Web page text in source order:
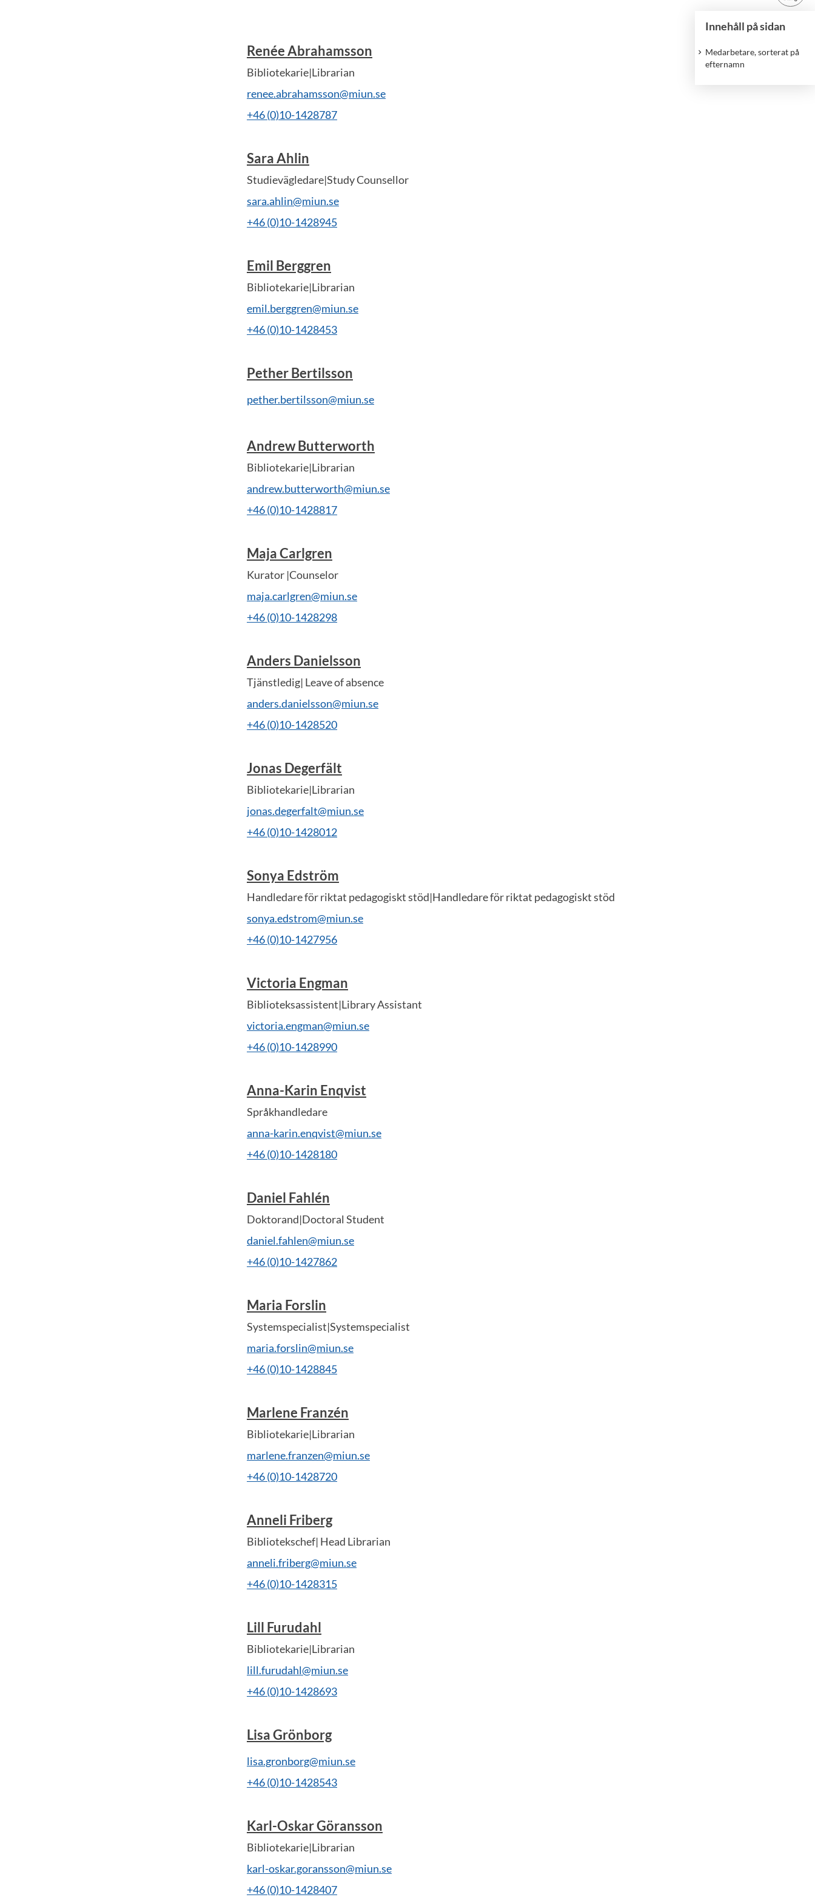
Innehåll på sidan
Medarbetare, sorterat på
efternamn
Renée Abrahamsson
Bibliotekarie|Librarian
renee.abrahamsson@miun.se
+46 (0)10-1428787
Sara Ahlin
Studievägledare|Study Counsellor
sara.ahlin@miun.se
+46 (0)10-1428945
Emil Berggren
Bibliotekarie|Librarian
emil.berggren@miun.se
+46 (0)10-1428453
Pether Bertilsson
pether.bertilsson@miun.se
Andrew Butterworth
Bibliotekarie|Librarian
andrew.butterworth@miun.se
+46 (0)10-1428817
Maja Carlgren
Kurator |Counselor
maja.carlgren@miun.se
+46 (0)10-1428298
Anders Danielsson
Tjänstledig| Leave of absence
anders.danielsson@miun.se
+46 (0)10-1428520
Jonas Degerfält
Bibliotekarie|Librarian
jonas.degerfalt@miun.se
+46 (0)10-1428012
Sonya Edström
Handledare för riktat pedagogiskt stöd|Handledare för riktat pedagogiskt stöd
sonya.edstrom@miun.se
+46 (0)10-1427956
Victoria Engman
Biblioteksassistent|Library Assistant
victoria.engman@miun.se
+46 (0)10-1428990
Anna-Karin Enqvist
Språkhandledare
anna-karin.enqvist@miun.se
+46 (0)10-1428180
Daniel Fahlén
Doktorand|Doctoral Student
daniel.fahlen@miun.se
+46 (0)10-1427862
Maria Forslin
Systemspecialist|Systemspecialist
maria.forslin@miun.se
+46 (0)10-1428845
Marlene Franzén
Bibliotekarie|Librarian
marlene.franzen@miun.se
+46 (0)10-1428720
Anneli Friberg
Bibliotekschef| Head Librarian
anneli.friberg@miun.se
+46 (0)10-1428315
Lill Furudahl
Bibliotekarie|Librarian
lill.furudahl@miun.se
+46 (0)10-1428693
Lisa Grönborg
lisa.gronborg@miun.se
+46 (0)10-1428543
Karl-Oskar Göransson
Bibliotekarie|Librarian
karl-oskar.goransson@miun.se
+46 (0)10-1428407